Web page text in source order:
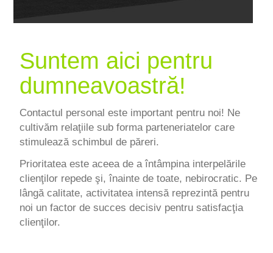
Suntem aici pentru
dumneavoastră!
Contactul personal este important pentru noi! Ne
cultivăm relaţiile sub forma parteneriatelor care
stimulează schimbul de păreri.
Prioritatea este aceea de a întâmpina interpelările
clienţilor repede şi, înainte de toate, nebirocratic. Pe
lângă calitate, activitatea intensă reprezintă pentru
noi un factor de succes decisiv pentru satisfacţia
clienţilor.